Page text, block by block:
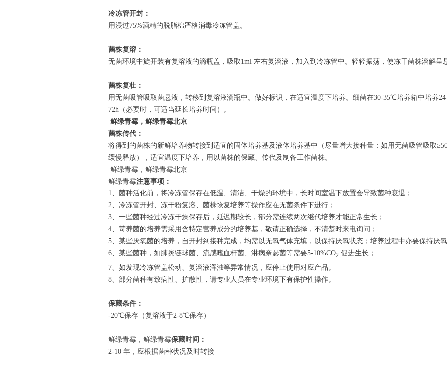
冷冻管开封：
用浸过75%酒精的脱脂棉严格消毒冷冻管盖。
菌株复溶：
无菌环境中旋开装有复溶液的滴瓶盖，吸取 1ml 左右复溶液，加入到冷冻管中。轻轻振荡，使冻干菌株溶解呈
菌株复壮：
用无菌吸管吸取菌悬液，转移到复溶液滴瓶中。做好标识，在适宜温度下培养。细菌在30-35℃培养箱中培养
72h （必要时，可适当延长培养时间）。
鲜绿青霉，鲜绿青霉北京
菌株传代：
将得到的菌株的新鲜培养物转接到适宜的固体培养基及液体培养基中（尽量增大接种量：如用无菌吸管吸取≥50
缓慢释放），适宜温度下培养，用以菌株的保藏、传代及制备工作菌株。
鲜绿青霉，鲜绿青霉北京
鲜绿青霉注意事项：
1、菌种活化前，将冷冻管保存在低温、清洁、干燥的环境中，长时间室温下放置会导致菌种衰退；
2、冷冻管开封、冻干粉复溶、菌株恢复培养等操作应在无菌条件下进行；
3、一些菌种经过冷冻干燥保存后，延迟期较长，部分需连续两次继代培养才能正常生长；
4、苛养菌的培养需采用含特定营养成分的培养基，敬请正确选择，不清楚时来电询问；
5、某些厌氧菌的培养，自开封到接种完成，均需以无氧气体充填，以保持厌氧状态；培养过程中亦要保持厌
6、某些菌种，如肺炎链球菌、流感嗜血杆菌、淋病奈瑟菌等需要5-10%CO2 促进生长；
7 、如发现冷冻管盖松动、复溶液浑浊等异常情况，应停止使用对应产品。
8 、部分菌种有致病性、扩散性，请专业人员在专业环境下有保护性操作。
保藏条件：
-20℃保存（复溶液于2-8℃保存）
鲜绿青霉，鲜绿青霉保藏时间：
2-10 年，应根据菌种状况及时转接